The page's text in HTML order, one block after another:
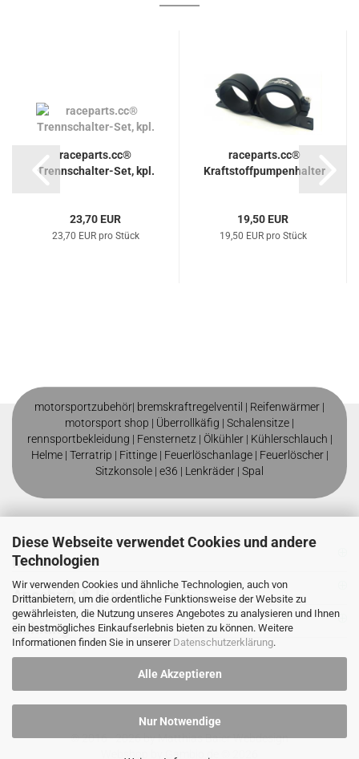
Diese Webseite verwendet Cookies und andere
Technologien
Wir verwenden Cookies und ähnliche Technologien, auch von
Drittanbietern, um die ordentliche Funktionsweise der Website zu
gewährleisten, die Nutzung unseres Angebotes zu analysieren und Ihnen
ein bestmögliches Einkaufserlebnis bieten zu können. Weitere
Informationen finden Sie in unserer Datenschutzerklärung.
Alle Akzeptieren
Nur Notwendige
raceparts.cc®
Trennschalter-Set, kpl.
23,70 EUR
23,70 EUR pro Stück
raceparts.cc®
Kraftstoffpumpenhalter
19,50 EUR
19,50 EUR pro Stück
motorsportzubehör| bremskraftregelventil | Reifenwärmer |
motorsport shop | Überrollkäfig | Schalensitze |
rennsportbekleidung | Fensternetz | Ölkühler| Kühlerschlauch |
Helme | Terratrip | Fittinge| Feuerlöschanlage | Feuerlöscher |
Sitzkonsole | e36 | Lenkräder | Spal
Mehr über
Anschrift & Kundeninfo`s
Zahlung
© 2016 - 2026 byMatthias Baier Webdesign